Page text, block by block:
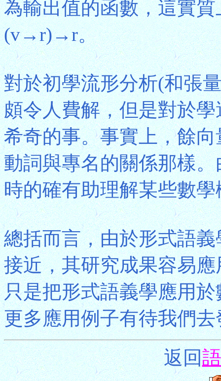
為輸出值的函數，這實
(v→r)→r。
對於初學流形分析(和張
頗令人費解，但是對於
希奇的事。事實上，餘
動詞與專名的關係那樣
時的確有助理解某些數學
總括而言，由於形式語
接近，其研究成果容易
只是把形式語義學應用
更多應用例子有待我們去
返回